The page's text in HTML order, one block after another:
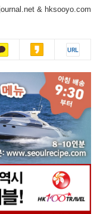
& hksooyo.com